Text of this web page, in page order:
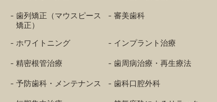
歯列矯正（マウスピース
矯正）
審美歯科
ホワイトニング インプラント治療
精密根管治療 歯周病治療・再生療法
予防歯科・メンテナンス 歯科口腔外科